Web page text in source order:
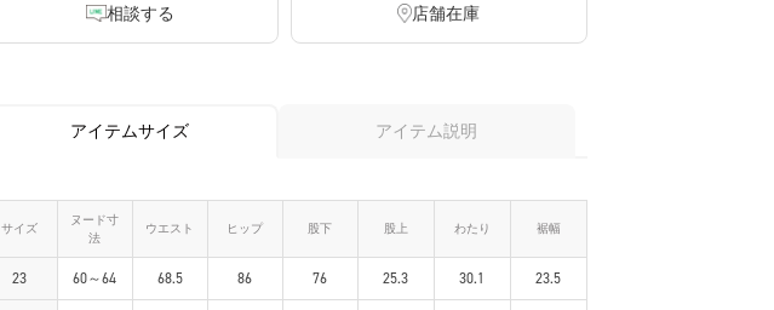
相談する 店舗在庫
アイテムサイズ アイテム説明
サイズ
ヌード寸
法
ウエスト ヒップ 股下 股上 わたり 裾幅
23 60～64 68.5 86 76 25.3 30.1 23.5